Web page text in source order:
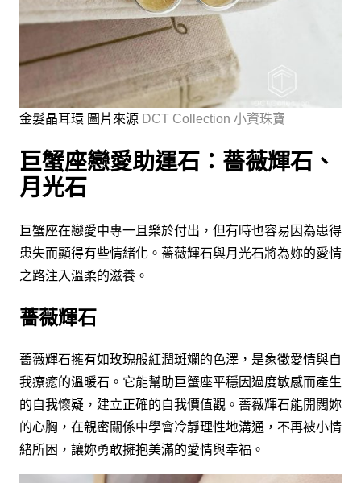
金髮晶耳環 圖片來源 DCT Collection 小資珠寶
巨蟹座戀愛助運石：薔薇輝石、
月光石
巨蟹座在戀愛中專一且樂於付出，但有時也容易因為患得
患失而顯得有些情緒化。薔薇輝石與月光石將為妳的愛情
之路注入溫柔的滋養。
薔薇輝石
薔薇輝石擁有如玫瑰般紅潤斑斕的色澤，是象徵愛情與自
我療癒的溫暖石。它能幫助巨蟹座平穩因過度敏感而產生
的自我懷疑，建立正確的自我價值觀。薔薇輝石能開闊妳
的心胸，在親密關係中學會冷靜理性地溝通，不再被小情
緒所困，讓妳勇敢擁抱美滿的愛情與幸福。